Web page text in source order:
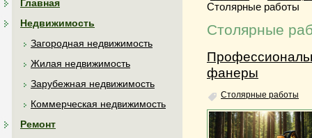
Главная
Недвижимость
Загородная недвижимость
Жилая недвижимость
Зарубежная недвижимость
Коммерческая недвижимость
Ремонт
Столярные работы
Столярные
фанеры
Столярные работы